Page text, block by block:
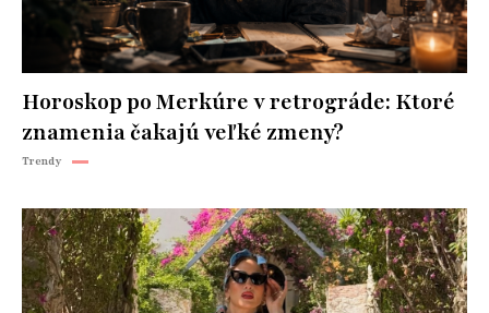
Horoskop po Merkúre v retrográde: Ktoré
znamenia čakajú veľké zmeny?
Trendy